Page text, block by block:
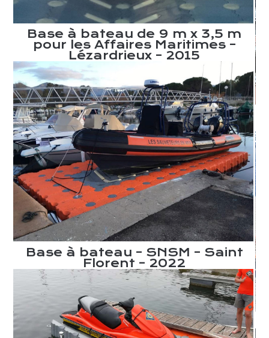
Base à bateau de 9 m x 3,5 m
pour les Affaires Maritimes –
Lézardrieux – 2015
Base à bateau – SNSM – Saint
Florent – 2022